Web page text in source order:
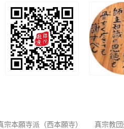
宗本願寺派（西本願寺） 真宗教